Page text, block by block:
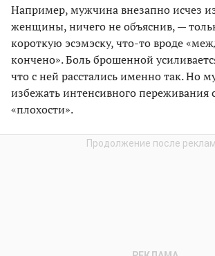
Например, мужчина внезапно исчез
женщины, ничего не объяснив, —
короткую эсэмэску, что-то вроде
кончено». Боль брошенной
что с ней расстались именно так. Но
избежать интенсивного переживания
«плохости».